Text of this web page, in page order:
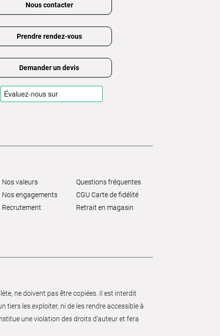
Nous contacter
Prendre rendez-vous
Demander un devis
Nos valeurs
Nos engagements
Recrutement
Questions fréquentes
CGU Carte de fidélité
Retrait en magasin
ne doivent pas être copiées. Il est interdit
tiers les exploiter, ni de les rendre accessible à
une violation des droits d’auteur et fera